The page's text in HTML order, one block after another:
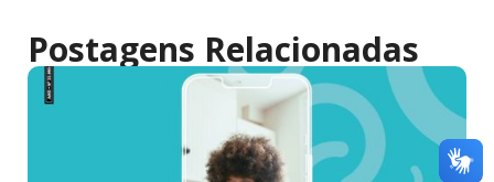
Postagens Relacionadas